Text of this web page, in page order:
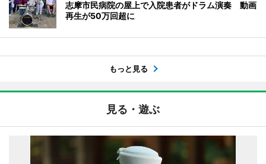
志摩市民病院の屋上で入院患者がドラム演奏 動画
再生が50万回超に
もっと見る
見る・遊ぶ